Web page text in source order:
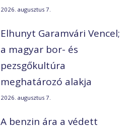
2026. augusztus 7.
Elhunyt Garamvári Vencel;
a magyar bor- és
pezsgőkultúra
meghatározó alakja
2026. augusztus 7.
A benzin ára a védett